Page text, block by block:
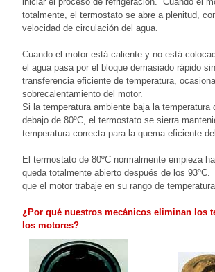
totalmente, el termostato se abre a plenitud,
velocidad de circulación del agua.
Cuando el motor está caliente y no está
el agua pasa por el bloque demasiado rápido
transferencia eficiente de temperatura,
sobrecalentamiento del motor.
Si la temperatura ambiente baja la temperatura
debajo de 80ºC, el termostato se sierra
temperatura correcta para la quema eficiente
El termostato de 80ºC normalmente empieza
queda totalmente abierto después de los
que el motor trabaje en su rango de temperatura
¿Por qué nuestros mecánicos eliminan los
los motores?